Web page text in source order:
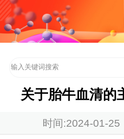
关于胎牛血清的
时间:2024-01-